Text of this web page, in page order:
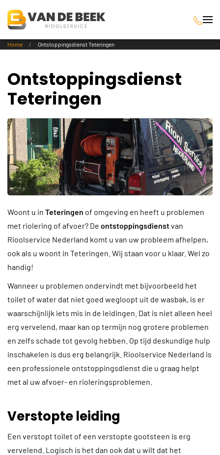
Terug naar hoofdinhoud
Home Ontstoppingsdienst Teteringen
Ontstoppingsdienst
Teteringen
Woont u in Teteringen of omgeving en heeft u problemen
met riolering of afvoer? De ontstoppingsdienstvan
Rioolservice Nederland komt u van uw probleem afhelpen,
ook als u woont in Teteringen. Wij staan voor u klaar. Wel zo
handig!
Wanneer u problemen ondervindt met bijvoorbeeld het
toilet of water dat niet goed wegloopt uit de wasbak, is er
waarschijnlijk iets mis in de leidingen. Dat is niet alleen heel
erg vervelend, maar kan op termijn nog grotere problemen
en zelfs schade tot gevolg hebben. Op tijd deskundige hulp
inschakelen is dus erg belangrijk. Rioolservice Nederland is
een professionele ontstoppingsdienst die u graag helpt
met al uw afvoer- en rioleringsproblemen.
Verstopte leiding
Een verstopt toilet of een verstopte gootsteen is erg
vervelend. Logisch is het dan ook dat u wilt dat het